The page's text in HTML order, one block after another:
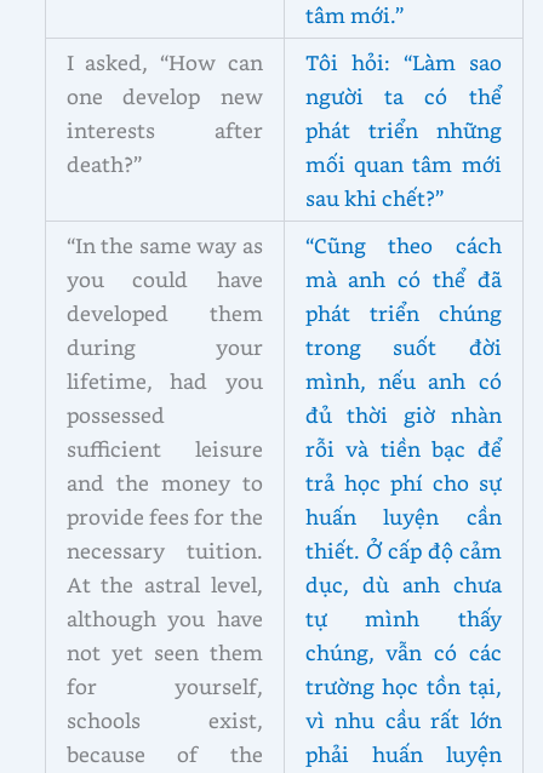
tâm mới.”
I asked, “How can
one develop new
interests after
death?”
Tôi hỏi: “Làm sao
người ta có thể
phát triển những
mối quan tâm mới
sau khi chết?”
“In the same way as
you could have
developed them
during your
lifetime, had you
possessed
sufficient leisure
and the money to
provide fees for the
necessary tuition.
At the astral level,
although you have
not yet seen them
for yourself,
schools exist,
because of the
“Cũng theo cách
mà anh có thể đã
phát triển chúng
trong suốt đời
mình, nếu anh có
đủ thời giờ nhàn
rỗi và tiền bạc để
trả học phí cho sự
huấn luyện cần
thiết. Ở cấp độ cảm
dục, dù anh chưa
tự mình thấy
chúng, vẫn có các
trường học tồn tại,
vì nhu cầu rất lớn
phải huấn luyện